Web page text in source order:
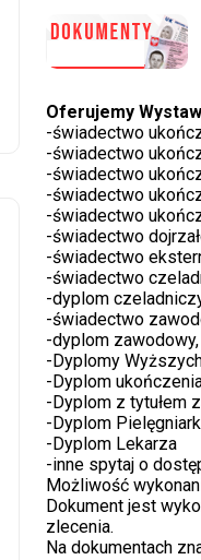
Oferujemy
-świadectwo
-świadectwo
-świadectwo
-świadectwo
-świadectwo
-świadectwo
-świadectwo
-świadectwo
-dyplom
-świadectwo
-dyplom zawodowy,
-Dyplomy
-Dyplom
-Dyplom z tytułem
-Dyplom
-Dyplom Lekarza
-inne spytaj o
Możliwość
Dokument jest
zlecenia.
Na dokumentach